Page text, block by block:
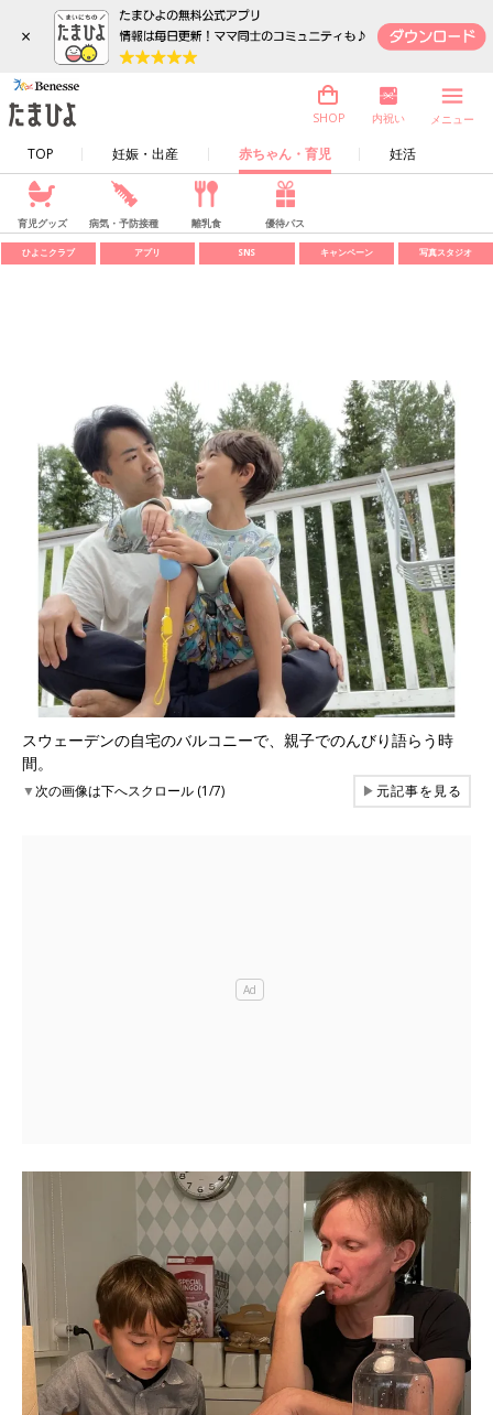
×
TOP 妊娠・出産 赤ちゃん・育児 妊活
SHOP 内祝い メニュー
育児グッズ 病気・予防接種 離乳食 優待パス
ひよこクラブ アプリ SNS キャンペーン 写真スタジオ
スウェーデンの自宅のバルコニーで、親子でのんびり語らう時
間。
▼次の画像は下へスクロール (1/7) ▶元記事を見る